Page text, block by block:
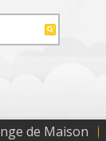
de Maison